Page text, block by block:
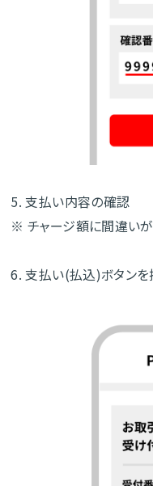
5. 支払い内容の確認
※ チャージ額に間違い
6. 支払い(払込)ボタンを